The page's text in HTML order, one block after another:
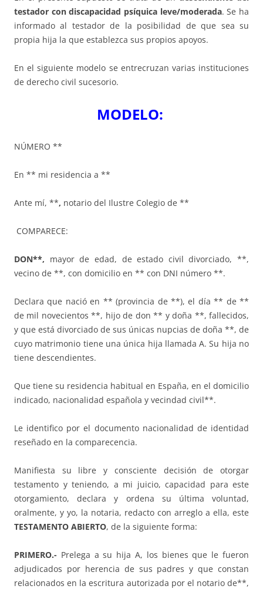
testador con discapacidad psíquica leve/moderada. Se ha
informado al testador de la posibilidad de que sea su
propia hija la que establezca sus propios apoyos.
En el siguiente modelo se entrecruzan varias instituciones
de derecho civil sucesorio.
MODELO:
NÚMERO **
En ** mi residencia a **
Ante mí, **, notario del Ilustre Colegio de **
COMPARECE:
DON**, mayor de edad, de estado civil divorciado, **,
vecino de **, con domicilio en ** con DNI número **.
Declara que nació en ** (provincia de **), el día ** de **
de mil novecientos **, hijo de don ** y doña **, fallecidos,
y que está divorciado de sus únicas nupcias de doña **, de
cuyo matrimonio tiene una única hija llamada A. Su hija no
tiene descendientes.
Que tiene su residencia habitual en España, en el domicilio
indicado, nacionalidad española y vecindad civil**.
Le identifico por el documento nacionalidad de identidad
reseñado en la comparecencia.
Manifiesta su libre y consciente decisión de otorgar
testamento y teniendo, a mi juicio, capacidad para este
otorgamiento, declara y ordena su última voluntad,
oralmente, y yo, la notaria, redacto con arreglo a ella, este
TESTAMENTO ABIERTO, de la siguiente forma:
PRIMERO.- Prelega a su hija A, los bienes que le fueron
adjudicados por herencia de sus padres y que constan
relacionados en la escritura autorizada por el notario de**,